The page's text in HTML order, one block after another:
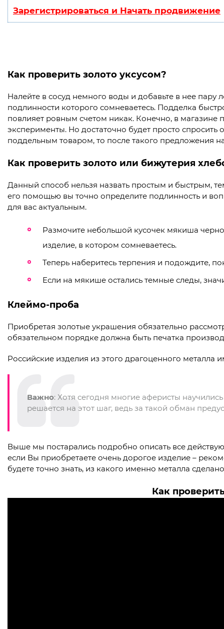
Зарегистрироваться и Начать продвижение
Как проверить золото уксусом?
Налейте в сосуд немного воды и добавьте в нее пару
подлинности которого сомневаетесь. Подделка
повлияет ровным счетом никак. Конечно, в
эксперименты. Но достаточно будет просто
поддельным товаром, то после такого предложения
Как проверить золото или бижутерия
Данный способ нельзя назвать простым и быстрым,
его помощью вы точно определите подлинность и
для вас актуальным.
Размочите небольшой кусочек мякиша
изделие, в котором сомневаетесь.
Теперь наберитесь терпения и подождите,
Если на мякише остались темные следы,
Клеймо-проба
Приобретая золотые украшения обязательно
обязательном порядке должна быть печатка
Российские изделия из этого драгоценного
Важно: Хотя сегодня многие аферисты
решается на этот шаг, ведь за такой обман
Выше мы постарались подробно описать все
если Вы приобретаете очень дорогое изделие –
будете точно знать, из какого именно металла
Как